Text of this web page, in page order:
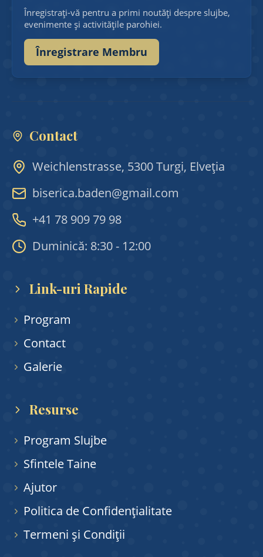
Înregistrați-vă pentru a primi noutăți despre slujbe,
evenimente și activitățile parohiei.
Înregistrare Membru
Contact
Weichlenstrasse, 5300 Turgi, Elveția
biserica.baden@gmail.com
+41 78 909 79 98
Duminică: 8:30 - 12:00
Link-uri Rapide
Program
Contact
Galerie
Resurse
Program Slujbe
Sfintele Taine
Ajutor
Politica de Confidențialitate
Termeni și Condiții